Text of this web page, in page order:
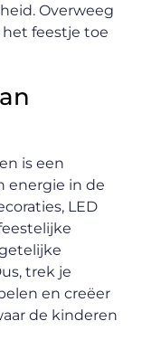
Overweeg
feestje toe
is een
energie in de
LED
trek je
en creëer
de kinderen